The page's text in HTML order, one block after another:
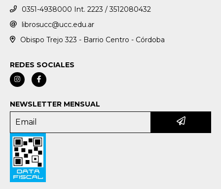
0351-4938000 Int. 2223 / 3512080432
librosucc@ucc.edu.ar
Obispo Trejo 323 - Barrio Centro - Córdoba
REDES SOCIALES
NEWSLETTER MENSUAL